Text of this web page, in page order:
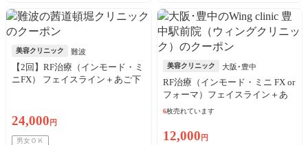
美容クリニック 難波
【2回】RF治療（インモード・ミ
ニFX） フェイスライン＋あご下
24,000 円
男女ＯＫ
美容クリニック 大阪･豊中
RF治療（インモード・ミニ FX or
フォーマ）フェイスライン＋あ
ご下※初診料込
6枚売れています
12,000 円